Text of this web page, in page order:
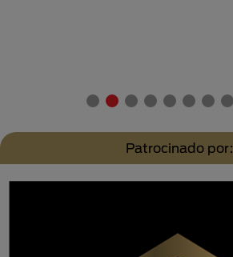
Patrocinado por: